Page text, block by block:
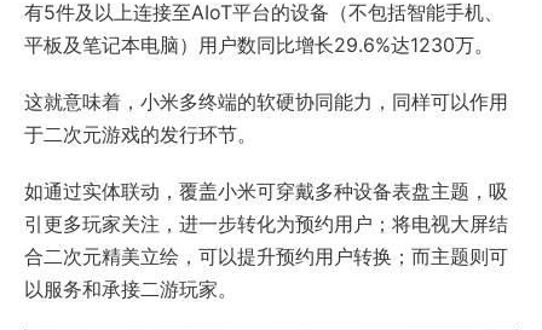
有5件及以上连接至AIoT平台的设备（不包括智能手机、
平板及笔记本电脑）用户数同比增长29.6%达1230万。
这就意味着，小米多终端的软硬协同能力，同样可以作用
于二次元游戏的发行环节。
如通过实体联动，覆盖小米可穿戴多种设备表盘主题，吸
引更多玩家关注，进一步转化为预约用户；将电视大屏结
合二次元精美立绘，可以提升预约用户转换；而主题则可
以服务和承接二游玩家。